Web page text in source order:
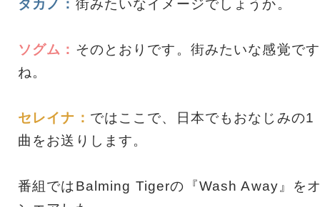
タカノ： 街みたいなイメージでしょうか。
ソグム： そのとおりです。街みたいな感覚です
ね。
セレイナ： ではここで、日本でもおなじみの1
曲をお送りします。
番組ではBalming Tigerの『Wash Away』を